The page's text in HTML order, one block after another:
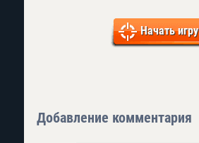
Начать игру
Добавление комментария